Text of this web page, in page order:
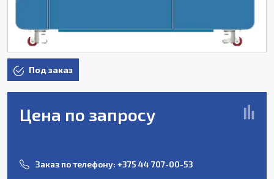
Под заказ
Цена по запросу
Заказ по телефону: +375 44 707-00-53